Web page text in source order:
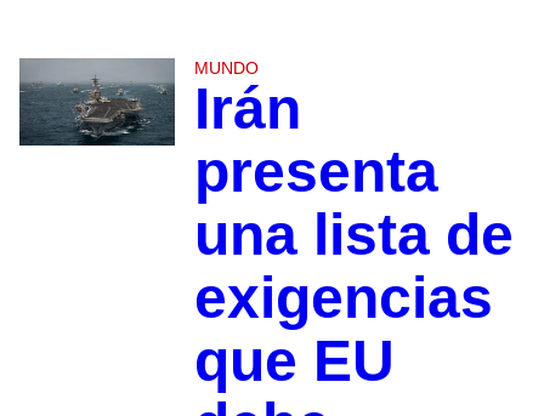
MUNDO
Irán
presenta
una lista de
exigencias
que EU